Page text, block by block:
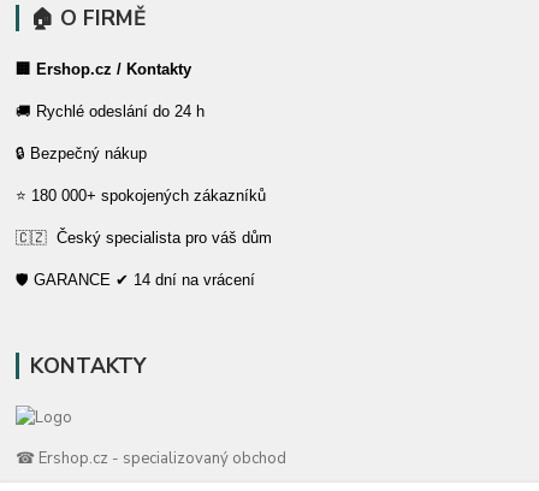
🏠 O FIRMĚ
🏢 Ershop.cz / Kontakty
🚚 Rychlé odeslání do 24 h
🔒 Bezpečný nákup
⭐ 180 000+ spokojených zákazníků
🇨🇿 Český specialista pro váš dům
🛡️ GARANCE ✔ 14 dní na vrácení
KONTAKTY
☎ Ershop.cz - specializovaný obchod